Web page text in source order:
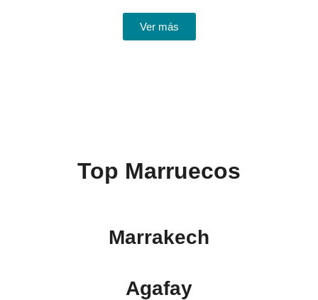
Ver más
Top Marruecos
Marrakech
Agafay